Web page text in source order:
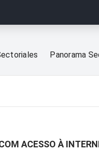
Panorama
ACESSO À